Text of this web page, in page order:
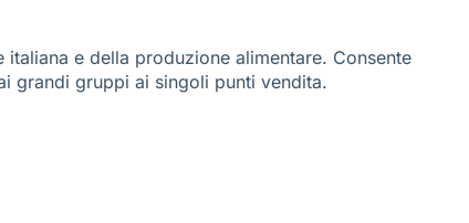
e della produzione alimentare. Consente
grandi gruppi ai singoli punti vendita.